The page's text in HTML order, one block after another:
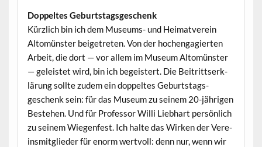
Dop­peltes Geburtstagsgeschenk
Kür­zlich bin ich dem Muse­ums- und Heimatvere­in
Altomün­ster beige­treten. Von der hochen­gagierten
Arbeit, die dort — vor allem im Muse­um Altomün­ster
— geleis­tet wird, bin ich begeis­tert. Die Beitrittserk­
lärung sollte zudem ein dop­peltes Geburt­stags­
geschenk sein: für das Muse­um zu seinem 20-jähri­gen
Beste­hen. Und für Pro­fes­sor Willi Lieb­hart per­sön­lich
zu seinem Wiegen­fest. Ich halte das Wirken der Vere­
ins­mit­glieder für enorm wertvoll: denn nur, wenn wir